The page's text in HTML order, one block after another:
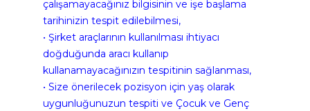
çalışamayacağınız bilgisinin ve işe başlama
tarihinizin tespit edilebilmesi,
• Şirket araçlarının kullanılması ihtiyacı
doğduğunda aracı kullanıp
kullanamayacağınızın tespitinin sağlanması,
• Size önerilecek pozisyon için yaş olarak
uygunluğunuzun tespiti ve Çocuk ve Genç